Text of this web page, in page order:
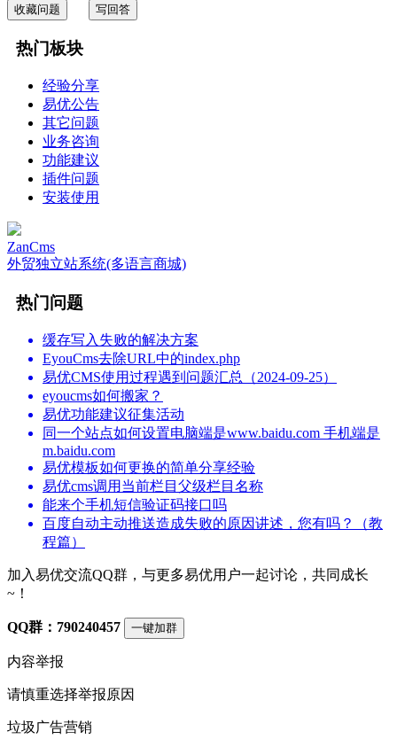
收藏问题 写回答
热门板块
经验分享
易优公告
其它问题
业务咨询
功能建议
插件问题
安装使用
ZanCms
外贸独立站系统(多语言商城)
热门问题
缓存写入失败的解决方案
EyouCms去除URL中的index.php
易优CMS使用过程遇到问题汇总（2024-09-25）
eyoucms如何搬家？
易优功能建议征集活动
同一个站点如何设置电脑端是www.baidu.com 手机端是
m.baidu.com
易优模板如何更换的简单分享经验
易优cms调用当前栏目父级栏目名称
能来个手机短信验证码接口吗
百度自动主动推送造成失败的原因讲述，您有吗？（教
程篇）
加入易优交流QQ群，与更多易优用户一起讨论，共同成长
~！
QQ群：790240457 一键加群
内容举报
请慎重选择举报原因
垃圾广告营销